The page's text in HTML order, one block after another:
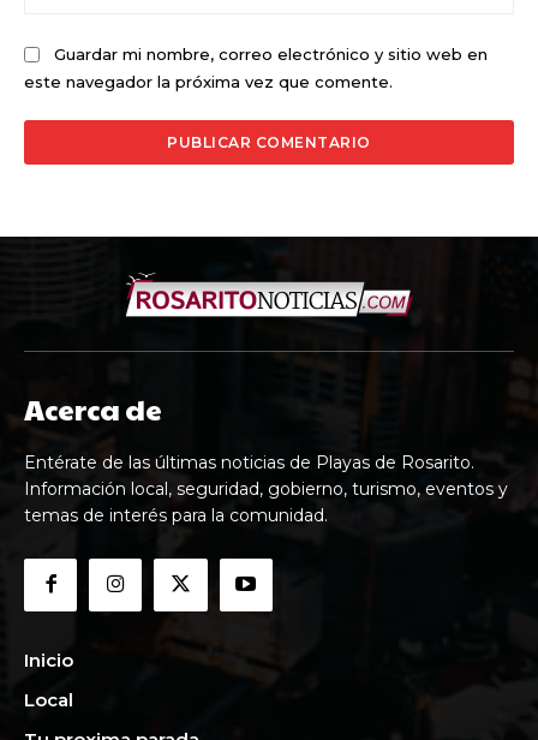
Guardar mi nombre, correo electrónico y sitio web en
este navegador la próxima vez que comente.
Acerca de
Entérate de las últimas noticias de Playas de Rosarito.
Información local, seguridad, gobierno, turismo, eventos y
temas de interés para la comunidad.
Inicio
Local